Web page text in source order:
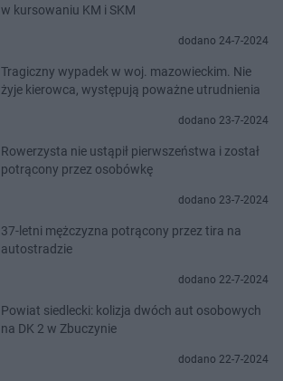
w kursowaniu KM i SKM
dodano 24-7-2024
Tragiczny wypadek w woj. mazowieckim. Nie
żyje kierowca, występują poważne utrudnienia
dodano 23-7-2024
Rowerzysta nie ustąpił pierwszeństwa i został
potrącony przez osobówkę
dodano 23-7-2024
37-letni mężczyzna potrącony przez tira na
autostradzie
dodano 22-7-2024
Powiat siedlecki: kolizja dwóch aut osobowych
na DK 2 w Zbuczynie
dodano 22-7-2024